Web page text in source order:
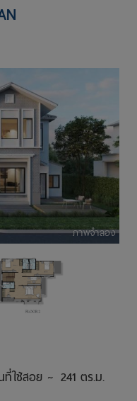
ภาพจำลอง
ใช้สอย ~ 241 ตร.ม.